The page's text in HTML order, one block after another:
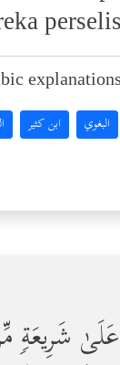
البغوي ابن كثير
شَرِیعَةࣲ